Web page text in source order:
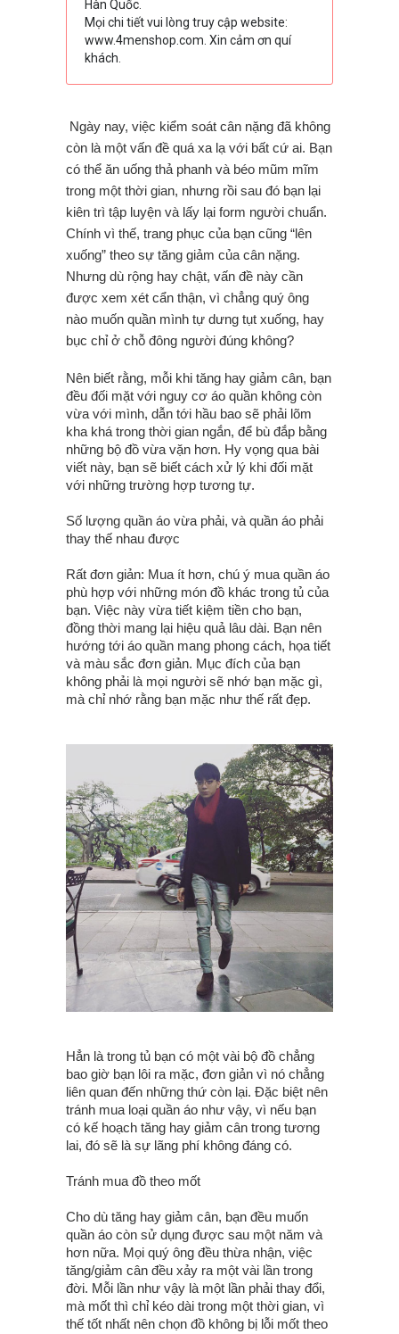
Hàn Quốc.
Mọi chi tiết vui lòng truy cập website:
www.4menshop.com. Xin cảm ơn quí
khách.
Ngày nay, việc kiểm soát cân nặng đã không
còn là một vấn đề quá xa lạ với bất cứ ai. Bạn
có thể ăn uống thả phanh và béo mũm mĩm
trong một thời gian, nhưng rồi sau đó bạn lại
kiên trì tập luyện và lấy lại form người chuẩn.
Chính vì thế, trang phục của bạn cũng “lên
xuống” theo sự tăng giảm của cân nặng.
Nhưng dù rộng hay chật, vấn đề này cần
được xem xét cẩn thận, vì chẳng quý ông
nào muốn quần mình tự dưng tụt xuống, hay
bục chỉ ở chỗ đông người đúng không?
Nên biết rằng, mỗi khi tăng hay giảm cân, bạn
đều đối mặt với nguy cơ áo quần không còn
vừa với mình, dẫn tới hầu bao sẽ phải lõm
kha khá trong thời gian ngắn, để bù đắp bằng
những bộ đồ vừa vặn hơn. Hy vọng qua bài
viết này, bạn sẽ biết cách xử lý khi đối mặt
với những trường hợp tương tự.
Số lượng quần áo vừa phải, và quần áo phải
thay thế nhau được
Rất đơn giản: Mua ít hơn, chú ý mua quần áo
phù hợp với những món đồ khác trong tủ của
bạn. Việc này vừa tiết kiệm tiền cho bạn,
đồng thời mang lại hiệu quả lâu dài. Bạn nên
hướng tới áo quần mang phong cách, họa tiết
và màu sắc đơn giản. Mục đích của bạn
không phải là mọi người sẽ nhớ bạn mặc gì,
mà chỉ nhớ rằng bạn mặc như thế rất đẹp.
Hẳn là trong tủ bạn có một vài bộ đồ chẳng
bao giờ bạn lôi ra mặc, đơn giản vì nó chẳng
liên quan đến những thứ còn lại. Đặc biệt nên
tránh mua loại quần áo như vậy, vì nếu bạn
có kế hoạch tăng hay giảm cân trong tương
lai, đó sẽ là sự lãng phí không đáng có.
Tránh mua đồ theo mốt
Cho dù tăng hay giảm cân, bạn đều muốn
quần áo còn sử dụng được sau một năm và
hơn nữa. Mọi quý ông đều thừa nhận, việc
tăng/giảm cân đều xảy ra một vài lần trong
đời. Mỗi lần như vậy là một lần phải thay đổi,
mà mốt thì chỉ kéo dài trong một thời gian, vì
thế tốt nhất nên chọn đồ không bị lỗi mốt theo